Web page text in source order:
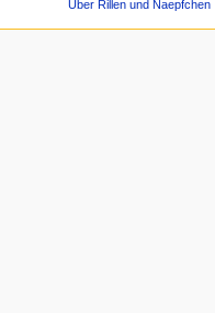
Über Rillen und Naepfchen